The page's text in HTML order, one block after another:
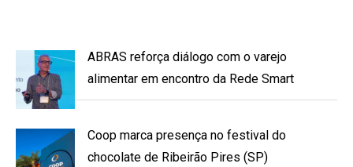
ABRAS reforça diálogo com o varejo
alimentar em encontro da Rede Smart
Coop marca presença no festival do
chocolate de Ribeirão Pires (SP)